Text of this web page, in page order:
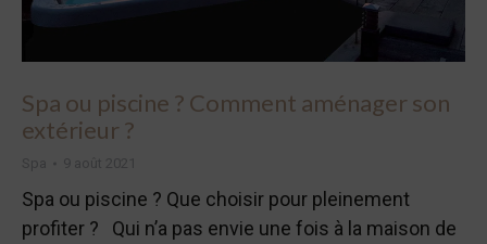
Spa ou piscine ? Comment aménager son
extérieur ?
Spa ou piscine ? Que choisir pour pleinement
profiter ? Qui n’a pas envie une fois à la maison de